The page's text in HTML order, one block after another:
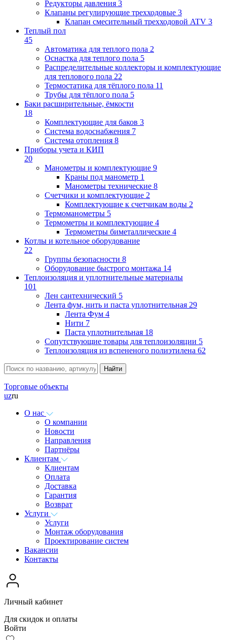
Редукторы давления 3
Клапаны регулирующие трехходовые 3
Клапан смесительный трехходовой ATV 3
Теплый пол
45
Автоматика для теплого пола 2
Оснастка для теплого пола 5
Распределительные коллекторы и комплектующие
для теплового пола 22
Термостатика для тёплого пола 11
Трубы для тёплого пола 5
Баки расширительные, ёмкости
18
Комплектующие для баков 3
Система водоснабжения 7
Система отопления 8
Приборы учета и КИП
20
Манометры и комплектующие 9
Краны под манометр 1
Манометры технические 8
Счетчики и комплектующие 2
Комплектующие к счетчикам воды 2
Термоманометры 5
Термометры и комплектующие 4
Термометры биметаллические 4
Котлы и котельное оборудование
22
Группы безопасности 8
Оборудование быстрого монтажа 14
Теплоизоляция и уплотнительные материалы
101
Лен сантехнический 5
Лента фум, нить и паста уплотнительная 29
Лента Фум 4
Нити 7
Паста уплотнительная 18
Сопутствующие товары для теплоизоляции 5
Теплоизоляция из вспененого полиэтилена 62
Торговые объекты
uzru
О нас
О компании
Новости
Направления
Партнёры
Клиентам
Клиентам
Оплата
Доставка
Гарантия
Возврат
Услуги
Услуги
Монтаж оборудования
Проектирование систем
Вакансии
Контакты
Личный кабинет
Для скидок и оплаты
Войти